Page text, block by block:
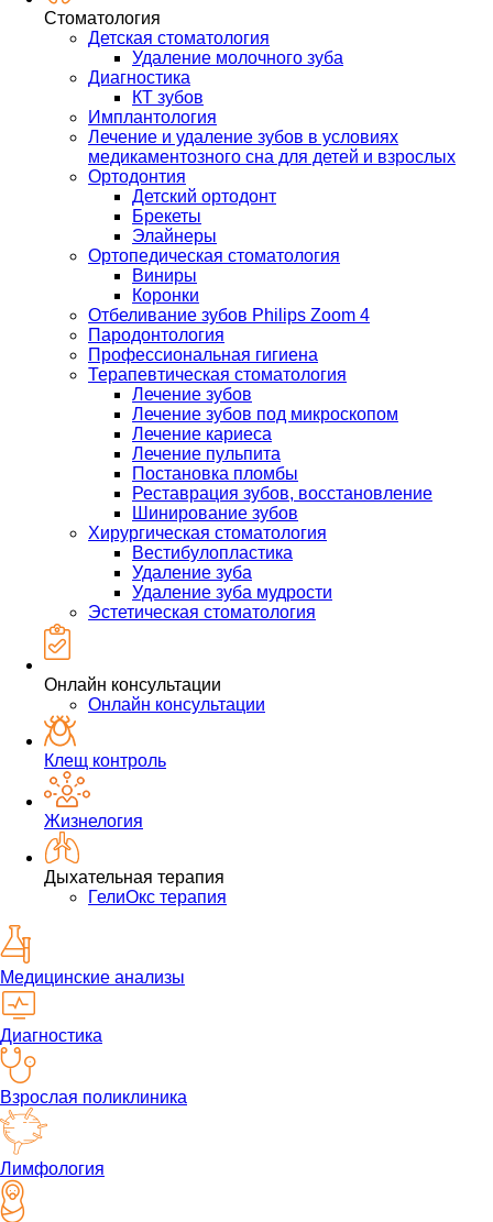
Стоматология
Детская стоматология
Удаление молочного зуба
Диагностика
КТ зубов
Имплантология
Лечение и удаление зубов в условиях
медикаментозного сна для детей и взрослых
Ортодонтия
Детский ортодонт
Брекеты
Элайнеры
Ортопедическая стоматология
Виниры
Коронки
Отбеливание зубов Philips Zoom 4
Пародонтология
Профессиональная гигиена
Терапевтическая стоматология
Лечение зубов
Лечение зубов под микроскопом
Лечение кариеса
Лечение пульпита
Постановка пломбы
Реставрация зубов, восстановление
Шинирование зубов
Хирургическая стоматология
Вестибулопластика
Удаление зуба
Удаление зуба мудрости
Эстетическая стоматология
Онлайн консультации
Онлайн консультации
Клещ контроль
Жизнелогия
Дыхательная терапия
ГелиОкс терапия
Медицинские анализы
Диагностика
Взрослая поликлиника
Лимфология